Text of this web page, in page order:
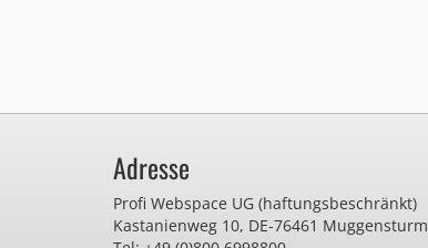
Adresse
Profi Webspace UG (haftungsbeschränkt)
Kastanienweg 10, DE-76461 Muggensturm